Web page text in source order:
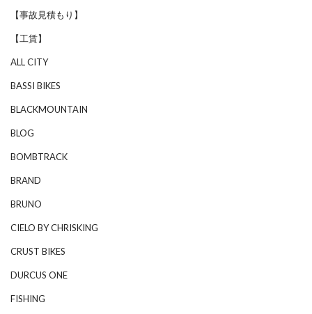
【事故見積もり】
【工賃】
ALL CITY
BASSI BIKES
BLACKMOUNTAIN
BLOG
BOMBTRACK
BRAND
BRUNO
CIELO BY CHRISKING
CRUST BIKES
DURCUS ONE
FISHING